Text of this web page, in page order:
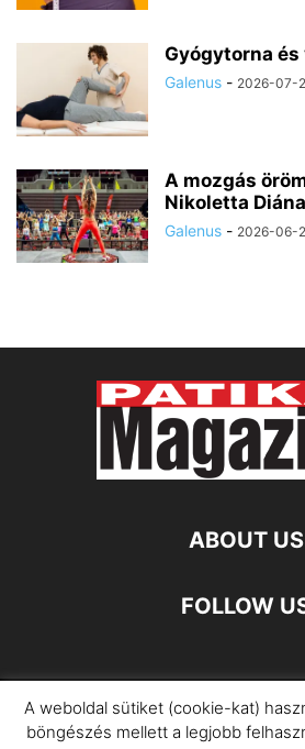
Gyógytorna
Galenus - 2026-07-
A mozgás
Nikoletta
Galenus - 2026-06-
ABOUT US
FOLLOW
Impresszum
A weboldal sütiket (cookie-kat)
böngészés mellett a legjobb